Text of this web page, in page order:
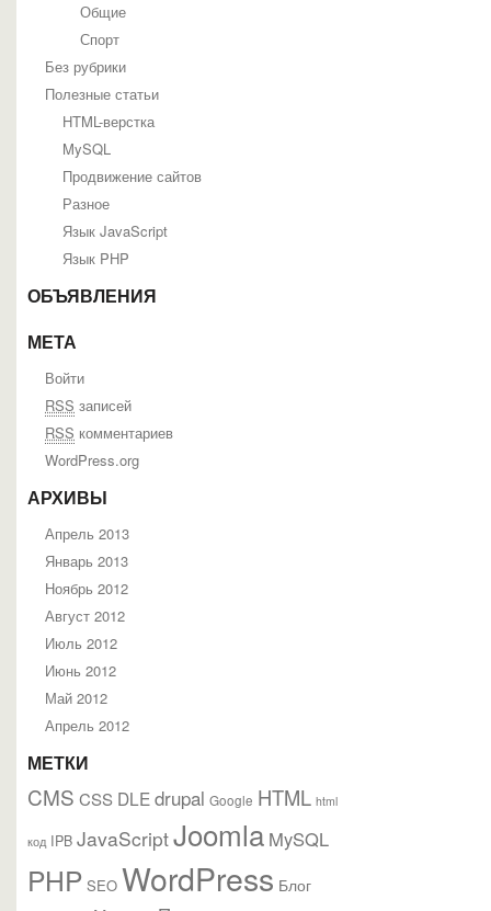
Общие
Спорт
Без рубрики
Полезные статьи
HTML-верстка
MySQL
Продвижение сайтов
Разное
Язык JavaScript
Язык PHP
ОБЪЯВЛЕНИЯ
МЕТА
Войти
RSS записей
RSS комментариев
WordPress.org
АРХИВЫ
Апрель 2013
Январь 2013
Ноябрь 2012
Август 2012
Июль 2012
Июнь 2012
Май 2012
Апрель 2012
МЕТКИ
CMS CSS DLEdrupal Google HTML html
код IPB JavaScriptJoomla MySQL
PHP SEO WordPress Блог